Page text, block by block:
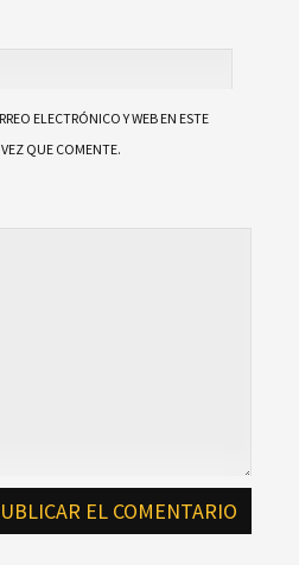
ELECTRÓNICO Y WEB EN ESTE
QUE COMENTE.